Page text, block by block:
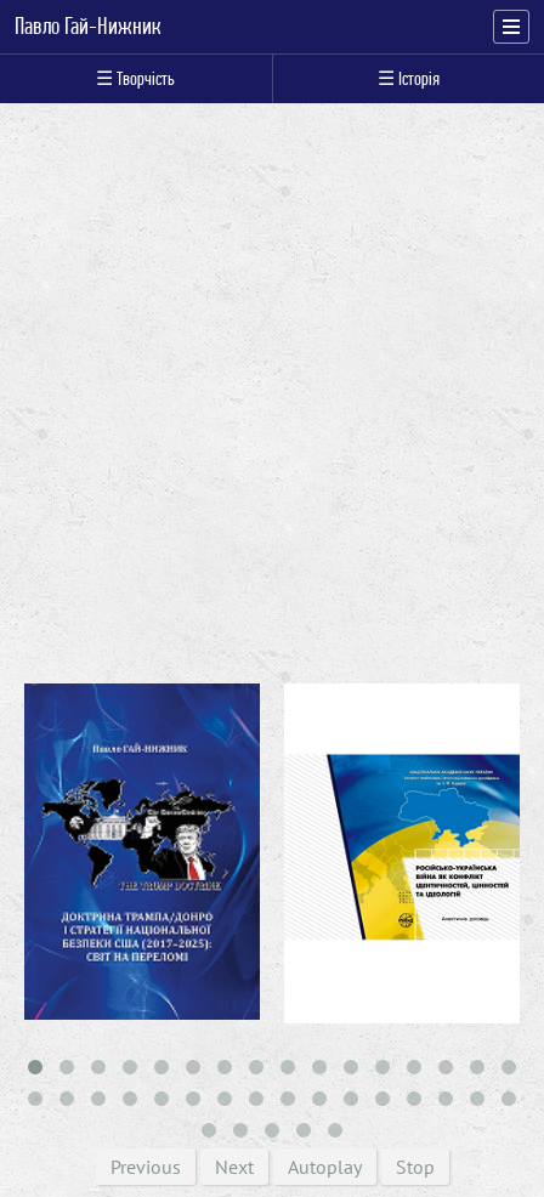
Павло Гай-Нижник
☰ Творчість ☰ Історія
Previous Next Autoplay Stop